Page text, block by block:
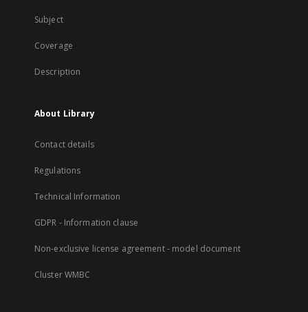
Subject
Coverage
Description
About Library
Contact details
Regulations
Technical Information
GDPR - Information clause
Non-exclusive license agreement - model document
Cluster WMBC